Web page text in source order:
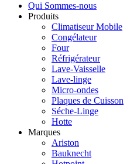
Qui Sommes-nous
Produits
Climatiseur Mobile
Congélateur
Four
Réfrigérateur
Lave-Vaisselle
Lave-linge
Micro-ondes
Plaques de Cuisson
Séche-Linge
Hotte
Marques
Ariston
Bauknecht